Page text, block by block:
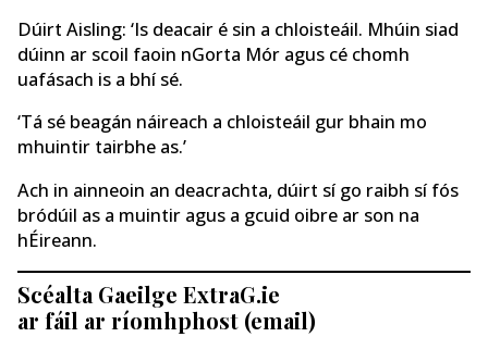
Dúirt Aisling: ‘Is deacair é sin a chloisteáil. Mhúin siad
dúinn ar scoil faoin nGorta Mór agus cé chomh
uafásach is a bhí sé.
‘Tá sé beagán náireach a chloisteáil gur bhain mo
mhuintir tairbhe as.’
Ach in ainneoin an deacrachta, dúirt sí go raibh sí fós
bródúil as a muintir agus a gcuid oibre ar son na
hÉireann.
Scéalta Gaeilge ExtraG.ie
ar fáil ar ríomhphost (email)